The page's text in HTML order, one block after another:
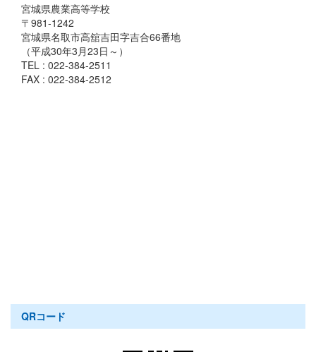
宮城県農業高等学校
〒981-1242
宮城県名取市高舘吉田字吉合66番地
（平成30年3月23日～）
TEL : 022-384-2511
FAX : 022-384-2512
QRコード